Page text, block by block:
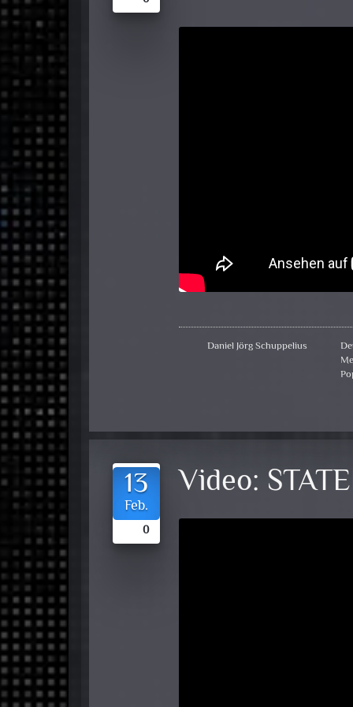
Daniel Jörg Schuppelius
13
Feb.
0
Video: